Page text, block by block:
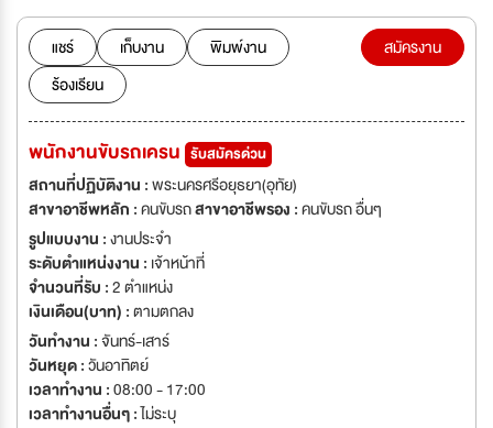
ปรึกษาPLANNING AND CONSULTING ความรู้และทักษะในการบริหาร
จัดการโครงการก่อสร้างร่วมกับประสบการณ์ที่กว้างขวางในด้านธุรกิจรับเหมา
ก่อสร้าง ทำให้เราสามารถให้คำปรึกษาเกี่ยวกับวิธีการก่อสร้าง และวางแผนการ
จัดการ รวมถึงบุคลากรที่มากด้วยประสบการณ์สามารถให้คำปรึกษา แนะนำ
หรือเป็นตัวแทนในการติดต่อประสานงาน เพื่อเป็นการอำนวยความสะดวกและ
ลดความยุ่งยากในการดำเนินงานของลูกค้า งานออกแบบDESIGN มีการวาง
แนวความคิดในการออกแบบ และพื้นที่ในการใช้สอยเพื่อการพิจารณารูปแบบ
การออกแบบ รวมทั้งกำหนดคุณภาพของพื้นที่การใช้งานต่างๆ วางผังพื้นที่
ใช้สอย ผนวกแนวความคิดที่สะท้อนความเป็นเอกลักษณ์ของโครงการมาสร้างรูป
แบบที่สอดคล้องกับความคิดและการใช้งาน พร้อมทั้งจัดทำงบประมาณค่าใช้จ่าย
ในการก่อสร้าง เพื่อให้ลูกค้าพิจารณาได้อย่างเหมาะสม ตรงใจ งาน
ก่อสร้างCONSTRUCTION มีความเชียวชาญในด้านโครงสร้างคอนกรีต
โครงสร้างเหล็กรวมทั้งงานสถาปัตยกรรม และงานตกแต่งภายในโดยนำหลัก
วิศวกรรมมาประยุกต์ใช้เพื่อควบคุมคุณภาพเวลาและงบประมาณที่กำหนด
แชร์ เก็บงาน
พิมพ์งาน
ร้องเรียน
สมัครงาน
พนักงานขับรถเครน รับสมัครด่วน
สถานที่ปฏิบัติงาน :พระนครศรีอยุธยา(อุทัย)
สาขาอาชีพหลัก :คนขับรถสาขาอาชีพรอง :คนขับรถ อื่นๆ
รูปแบบงาน :งานประจำ
ระดับตำแหน่งงาน : เจ้าหน้าที่
จำนวนที่รับ :2 ตำแหน่ง
เงินเดือน(บาท) :ตามตกลง
วันทำงาน :จันทร์-เสาร์
วันหยุด :วันอาทิตย์
เวลาทำงาน :08:00 - 17:00
เวลาทำงานอื่นๆ :ไม่ระบุ